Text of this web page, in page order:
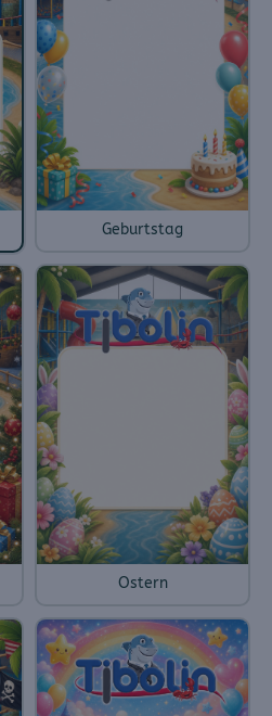
Geburtstag
Ostern